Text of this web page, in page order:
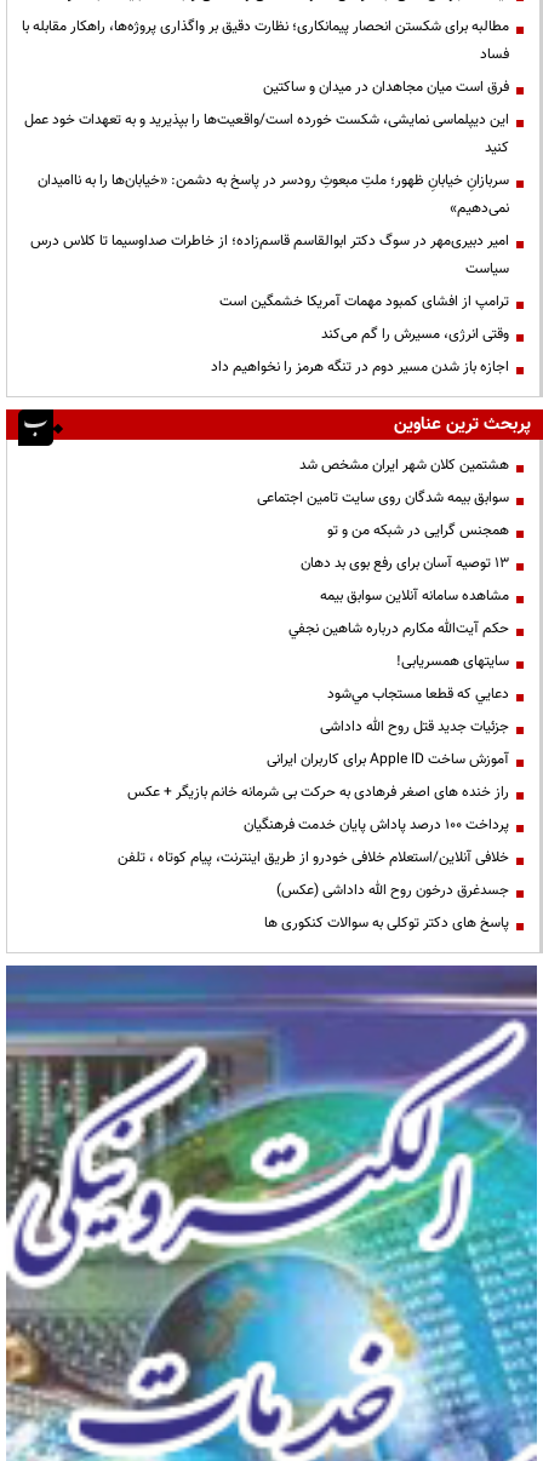
مطالبه برای شکستن انحصار پیمانکاری؛ نظارت دقیق بر واگذاری پروژه‌ها، راهکار مقابله با
فساد
فرق است میان مجاهدان در میدان و ساکتین
این دیپلماسی نمایشی، شکست خورده است/واقعیت‌ها را بپذیرید و به تعهدات خود عمل
کنید
سربازانِ خیابانِ ظهور؛ ملتِ مبعوثِ رودسر در پاسخ به دشمن: «خیابان‌ها را به ناامیدان
نمی‌دهیم»
امیر دبیری‌مهر در سوگ دکتر ابوالقاسم قاسم‌زاده؛ از خاطرات صداوسیما تا کلاس درس
سیاست
ترامپ از افشای کمبود مهمات آمریکا خشمگین است
وقتی انرژی، مسیرش را گم می‌کند
اجازه باز شدن مسیر دوم در تنگه هرمز را نخواهیم داد
پربحث ترین عناوین
هشتمین کلان شهر ایران مشخص شد
سوابق بیمه شدگان روی سایت تامین اجتماعی
همجنس گرایی در شبکه من و تو
13 توصیه آسان برای رفع بوی بد دهان
مشاهده سامانه آنلاين سوابق بیمه
حكم آيت‌الله مكارم درباره شاهين نجفي
سایتهای همسریابی!
دعايي كه قطعا مستجاب مي‌شود
جزئیات جدید قتل روح الله داداشی
آموزش ساخت Apple ID برای کاربران ایرانی
راز خنده های اصغر فرهادی به حرکت بی شرمانه خانم بازیگر + عکس
پرداخت ۱۰۰ درصد پاداش پایان خدمت فرهنگیان
خلافی آنلاین/استعلام خلافی خودرو از طریق اینترنت، پیام کوتاه ، تلفن
جسدغرق درخون روح الله داداشی (عکس)
پاسخ های دکتر توکلی به سوالات کنکوری ها